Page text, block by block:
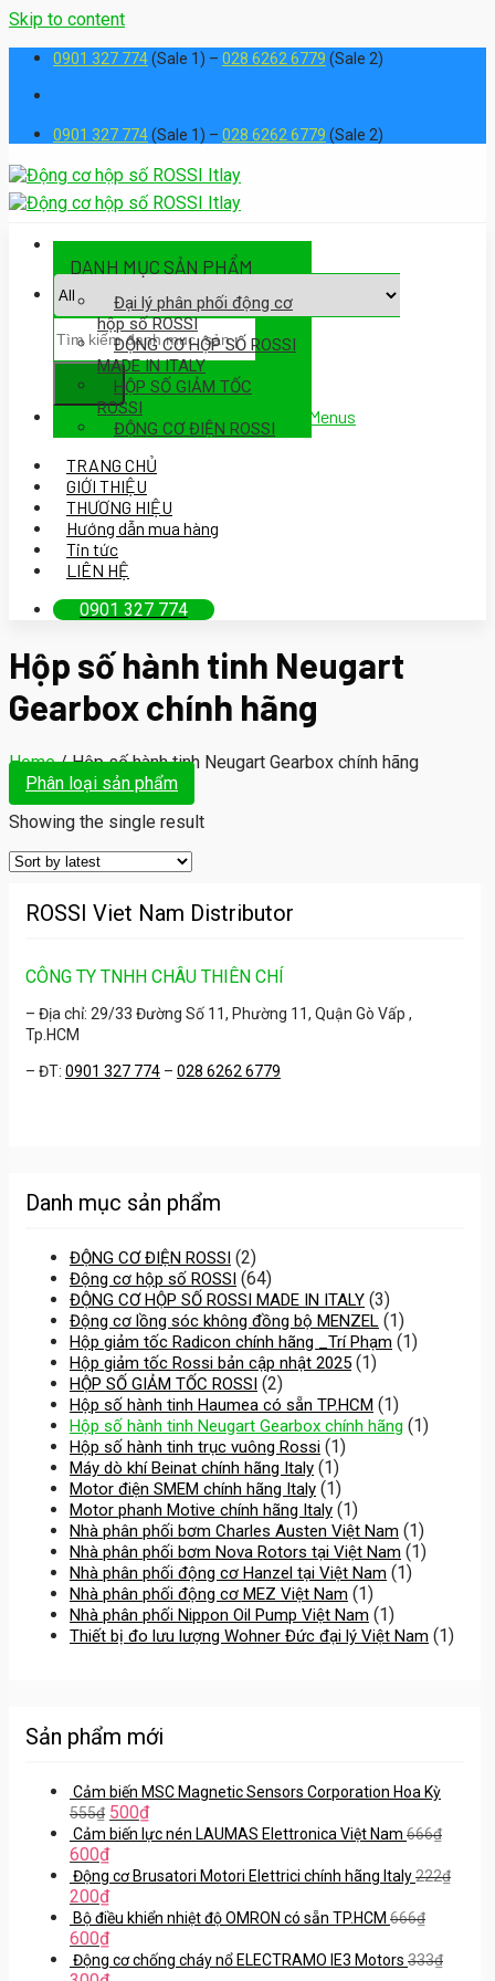
Skip to content
0901 327 774(Sale 1) – 028 6262 6779 (Sale 2)
0901 327 774(Sale 1) – 028 6262 6779 (Sale 2)
Assign a menu in Theme Options > Menus
DANH MỤC SẢN PHẨM
Đại lý phân phối động cơ
hộp số ROSSI
ĐỘNG CƠ HỘP SỐ ROSSI
MADE IN ITALY
HỘP SỐ GIẢM TỐC
ROSSI
ĐỘNG CƠ ĐIỆN ROSSI
TRANG CHỦ
GIỚI THIỆU
THƯƠNG HIỆU
Hướng dẫn mua hàng
Tin tức
LIÊN HỆ
0901 327 774
Hộp số hành tinh Neugart
Gearbox chính hãng
Home /Hộp số hành tinh Neugart Gearbox chính hãng
Phân loại sản phẩm
Showing the single result
ROSSI Viet Nam Distributor
CÔNG TY TNHH CHÂU THIÊN CHÍ
– Địa chỉ: 29/33 Đường Số 11, Phường 11, Quận Gò Vấp ,
Tp.HCM
– ĐT: 0901 327 774 – 028 6262 6779
Danh mục sản phẩm
ĐỘNG CƠ ĐIỆN ROSSI (2)
Động cơ hộp số ROSSI (64)
ĐỘNG CƠ HỘP SỐ ROSSI MADE IN ITALY (3)
Động cơ lồng sóc không đồng bộ MENZEL (1)
Hộp giảm tốc Radicon chính hãng _Trí Phạm (1)
Hộp giảm tốc Rossi bản cập nhật 2025 (1)
HỘP SỐ GIẢM TỐC ROSSI (2)
Hộp số hành tinh Haumea có sẵn TP.HCM (1)
Hộp số hành tinh Neugart Gearbox chính hãng (1)
Hộp số hành tinh trục vuông Rossi (1)
Máy dò khí Beinat chính hãng Italy (1)
Motor điện SMEM chính hãng Italy (1)
Motor phanh Motive chính hãng Italy (1)
Nhà phân phối bơm Charles Austen Việt Nam (1)
Nhà phân phối bơm Nova Rotors tại Việt Nam (1)
Nhà phân phối động cơ Hanzel tại Việt Nam (1)
Nhà phân phối động cơ MEZ Việt Nam (1)
Nhà phân phối Nippon Oil Pump Việt Nam (1)
Thiết bị đo lưu lượng Wohner Đức đại lý Việt Nam (1)
Sản phẩm mới
Cảm biến MSC Magnetic Sensors Corporation Hoa Kỳ
555₫ 500₫
Cảm biến lực nén LAUMAS Elettronica Việt Nam 666₫
600₫
Động cơ Brusatori Motori Elettrici chính hãng Italy222₫
200₫
Bộ điều khiển nhiệt độ OMRON có sẵn TP.HCM 666₫
600₫
Động cơ chống cháy nổ ELECTRAMO IE3 Motors 333₫